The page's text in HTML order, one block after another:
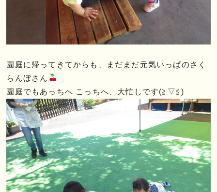
園庭に帰ってきてからも、まだまだ元気いっぱのさく
らんぼさん
園庭でもあっちへ こっちへ、大忙しです(≧▽≦)